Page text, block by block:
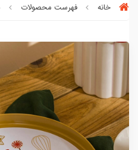
خانه فهرست محصولات